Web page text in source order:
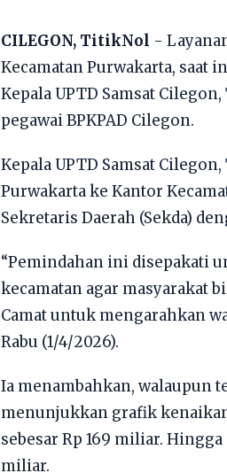
CILEGON, TitikNol -
Kecamatan Purwakarta, saat
Kepala UPTD Samsat
pegawai BPKPAD Cilegon.
Kepala UPTD Samsat
Purwakarta ke Kantor
Sekretaris Daerah (Sekda)
“Pemindahan ini disepakati
kecamatan agar masyarakat
Camat untuk mengarahkan
Rabu (1/4/2026).
Ia menambahkan, walaupun
menunjukkan grafik
sebesar Rp 169 miliar.
miliar.